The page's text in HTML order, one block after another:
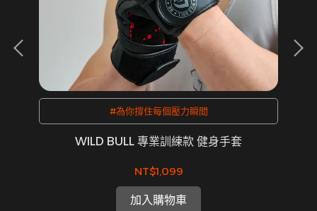
#為你撐住每個壓力瞬間
WILD BULL 專業訓練款 健身手套
NT$1,099
加入購物車